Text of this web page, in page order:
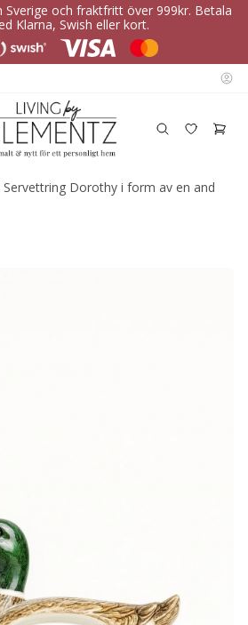
Sverige och fraktfritt över 999kr. Betala
Klarna, Swish eller kort.
Servettring Dorothy i form av en and